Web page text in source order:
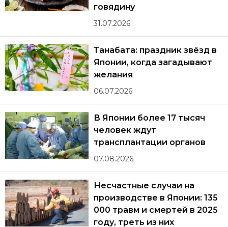
говядину
31.07.2026
Танабата: праздник звёзд в
Японии, когда загадывают
желания
06.07.2026
В Японии более 17 тысяч
человек ждут
трансплантации органов
07.08.2026
Несчастные случаи на
производстве в Японии: 135
000 травм и смертей в 2025
году, треть из них